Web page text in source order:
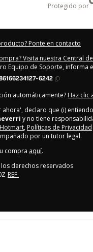
protegido por
Ponte en contacto
Visita nuestra Central
Equipo de Soporte, informa
6242
automáticamente? Haz clic
ahora', declaro que (i)
y no tiene
, Políticas de Privacidad
por un tutor legal.
compra aquí.
derechos reservados
REF.